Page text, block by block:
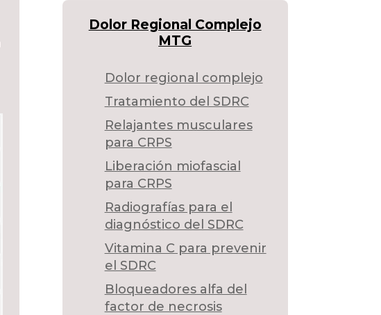
Dolor Regional Complejo
MTG
Dolor regional complejo
Tratamiento del SDRC
Relajantes musculares
para CRPS
Liberación miofascial
para CRPS
Radiografías para el
diagnóstico del SDRC
Vitamina C para prevenir
el SDRC
Bloqueadores alfa del
factor de necrosis